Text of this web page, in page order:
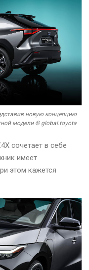
новую концепцию
модели © global.toyota
сочетает в себе
имеет
этом кажется